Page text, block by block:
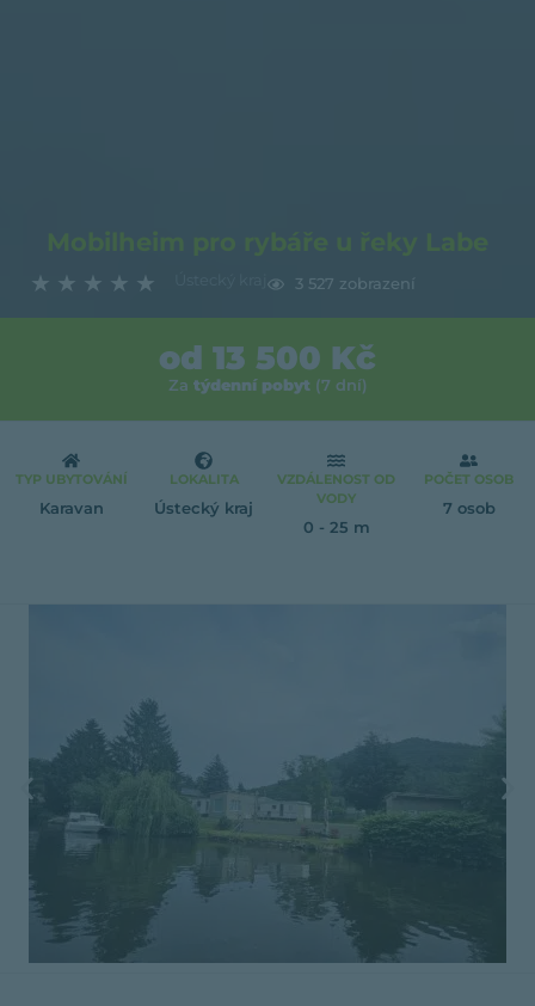
★ ★ ★ ★ ★ 3 527 zobrazení
od 13 500 Kč
Za týdenní pobyt(7 dní)
TYP UBYTOVÁNÍ
Karavan
LOKALITA
Ústecký kraj
VZDÁLENOST OD
VODY
0 - 25 m
POČET OSOB
7 osob